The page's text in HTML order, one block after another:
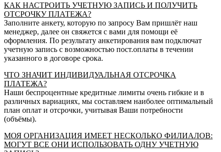
КАК НАСТРОИТЬ УЧЕТНУЮ ЗАПИСЬ И ПОЛУЧИТЬ
ОТСРОЧКУ ПЛАТЕЖА?
Заполните анкету, которую по запросу Вам пришлёт наш
менеджер, далее он свяжется с вами для помощи её
оформления. По результату анкетирования вам подключат
учетную запись с возможностью пост.оплаты в течении
указанного в договоре срока.
ЧТО ЗНАЧИТ ИНДИВИДУАЛЬНАЯ ОТСРОЧКА
ПЛАТЕЖА?
Наши беспроцентные кредитные лимиты очень гибкие и в
различных вариациях, мы составляем наиболее оптимальный
план оплат и отсрочки, учитывая Ваши потребности
(объёмы).
МОЯ ОРГАНИЗАЦИЯ ИМЕЕТ НЕСКОЛЬКО ФИЛИАЛОВ:
МОГУТ ВСЕ ОНИ ИСПОЛЬЗОВАТЬ ОДНУ УЧЕТНУЮ